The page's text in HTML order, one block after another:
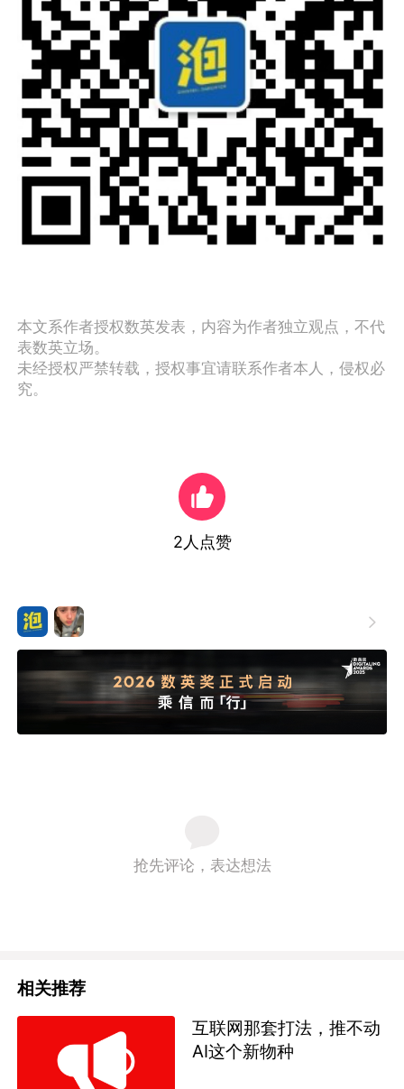
本文系作者授权数英发表，内容为作者独立观点，不代
表数英立场。
未经授权严禁转载，授权事宜请联系作者本人，侵权必
究。
2 人点赞

抢先评论，表达想法
相关推荐
互联网那套打法，推不动
AI这个新物种